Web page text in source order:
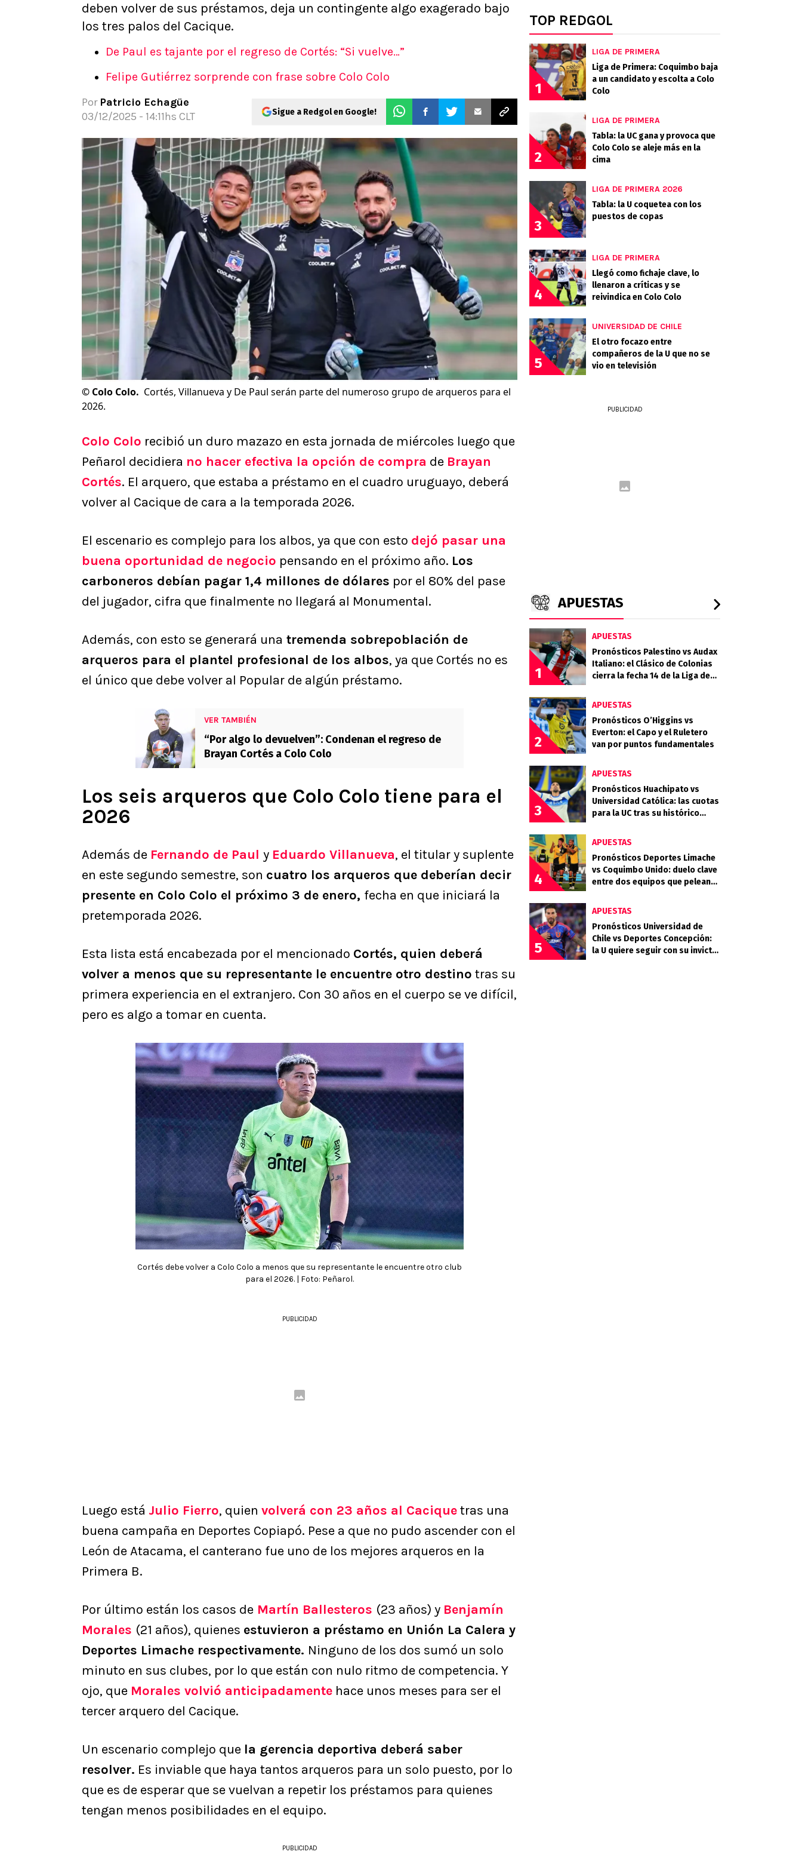
Apuesta del día
Apuestas Mundial 2026
deben volver de sus préstamos, deja un contingente algo exagerado bajo
los tres palos del Cacique.
De Paul es tajante por el regreso de Cortés: “Si vuelve…”
Felipe Gutiérrez sorprende con frase sobre Colo Colo
Por Patricio Echagüe
03/12/2025 - 14:11hs CLT
Sigue a Redgol en Google!
© Colo Colo. Cortés, Villanueva y De Paul serán parte del numeroso grupo de arqueros para el
2026.
Colo Colo recibió un duro mazazo en esta jornada de miércoles luego que
Peñarol decidiera no hacer efectiva la opción de compra de Brayan
Cortés. El arquero, que estaba a préstamo en el cuadro uruguayo, deberá
volver al Cacique de cara a la temporada 2026.
El escenario es complejo para los albos, ya que con esto dejó pasar una
buena oportunidad de negocio pensando en el próximo año. Los
carboneros debían pagar 1,4 millones de dólares por el 80% del pase
del jugador, cifra que finalmente no llegará al Monumental.
Además, con esto se generará una tremenda sobrepoblación de
arqueros para el plantel profesional de los albos, ya que Cortés no es
el único que debe volver al Popular de algún préstamo.
VER TAMBIÉN
“Por algo lo devuelven”: Condenan el regreso de
Brayan Cortés a Colo Colo
Los seis arqueros que Colo Colo tiene para el
2026
Además de Fernando de Paul y Eduardo Villanueva, el titular y suplente
en este segundo semestre, son cuatro los arqueros que deberían decir
presente en Colo Colo el próximo 3 de enero, fecha en que iniciará la
pretemporada 2026.
Esta lista está encabezada por el mencionado Cortés, quien deberá
volver a menos que su representante le encuentre otro destino tras su
primera experiencia en el extranjero. Con 30 años en el cuerpo se ve difícil,
pero es algo a tomar en cuenta.
Cortés debe volver a Colo Colo a menos que su representante le encuentre otro club
para el 2026. | Foto: Peñarol.
PUBLICIDAD
Luego está Julio Fierro, quien volverá con 23 años al Caciquetras una
buena campaña en Deportes Copiapó. Pese a que no pudo ascender con el
León de Atacama, el canterano fue uno de los mejores arqueros en la
Primera B.
Por último están los casos de Martín Ballesteros (23 años) y Benjamín
Morales (21 años), quienes estuvieron a préstamo en Unión La Calera y
Deportes Limache respectivamente. Ninguno de los dos sumó un solo
minuto en sus clubes, por lo que están con nulo ritmo de competencia. Y
ojo, que Morales volvió anticipadamente hace unos meses para ser el
tercer arquero del Cacique.
Un escenario complejo que la gerencia deportiva deberá saber
resolver. Es inviable que haya tantos arqueros para un solo puesto, por lo
que es de esperar que se vuelvan a repetir los préstamos para quienes
tengan menos posibilidades en el equipo.
PUBLICIDAD
TOP REDGOL
1
LIGA DE PRIMERA
Liga de Primera: Coquimbo baja
a un candidato y escolta a Colo
Colo
2
LIGA DE PRIMERA
Tabla: la UC gana y provoca que
Colo Colo se aleje más en la
cima
3
LIGA DE PRIMERA 2026
Tabla: la U coquetea con los
puestos de copas
4
LIGA DE PRIMERA
Llegó como fichaje clave, lo
llenaron a críticas y se
reivindica en Colo Colo
5
UNIVERSIDAD DE CHILE
El otro focazo entre
compañeros de la U que no se
vio en televisión
PUBLICIDAD
APUESTAS
1
APUESTAS
Pronósticos Palestino vs Audax
Italiano: el Clásico de Colonias
cierra la fecha 14 de la Liga de
2
APUESTAS
Pronósticos O’Higgins vs
Everton: el Capo y el Ruletero
van por puntos fundamentales
3
APUESTAS
Pronósticos Huachipato vs
Universidad Católica: las cuotas
para la UC tras su histórico
4
APUESTAS
Pronósticos Deportes Limache
vs Coquimbo Unido: duelo clave
entre dos equipos que pelean
5
APUESTAS
Pronósticos Universidad de
Chile vs Deportes Concepción:
la U quiere seguir con su invicto